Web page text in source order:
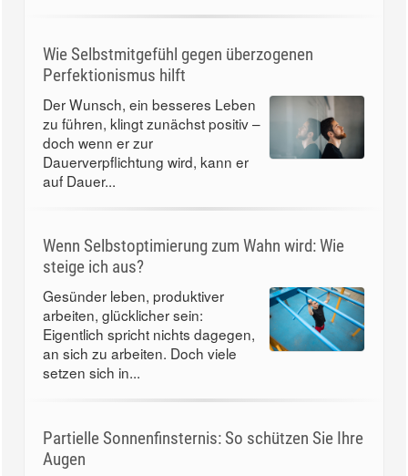
Wie Selbstmitgefühl gegen überzogenen
Perfektionismus hilft
Der Wunsch, ein besseres Leben
zu führen, klingt zunächst positiv –
doch wenn er zur
Dauerverpflichtung wird, kann er
auf Dauer...
Wenn Selbstoptimierung zum Wahn wird: Wie
steige ich aus?
Gesünder leben, produktiver
arbeiten, glücklicher sein:
Eigentlich spricht nichts dagegen,
an sich zu arbeiten. Doch viele
setzen sich in...
Partielle Sonnenfinsternis: So schützen Sie Ihre
Augen